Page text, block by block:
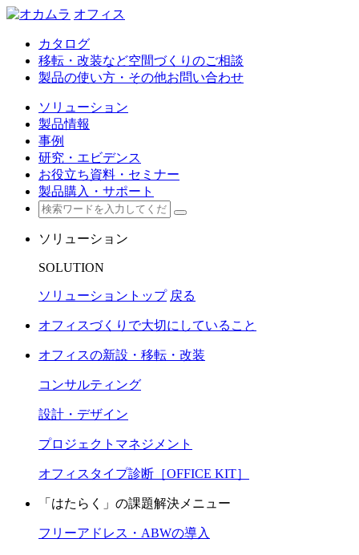
オフィス
カタログ
移転・改装など空間づくりのご相談
製品の使い方・その他お問い合わせ
ソリューション
製品情報
事例
研究・エビデンス
お役立ち資料・セミナー
製品購入・サポート
ソリューション
SOLUTION
ソリューショントップ 戻る
オフィスづくりで大切にしていること
オフィスの新設・移転・改装
コンサルティング
設計・デザイン
プロジェクトマネジメント
オフィスタイプ診断［OFFICE KIT］
「はたらく」の課題解決メニュー
フリーアドレス・ABWの導入